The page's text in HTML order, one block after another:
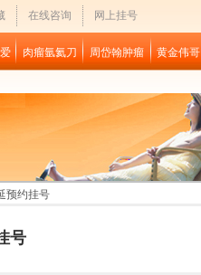
在线咨询 网上挂号
肉瘤氩氦刀 周岱翰肿瘤 黄金伟哥
预约挂号
号